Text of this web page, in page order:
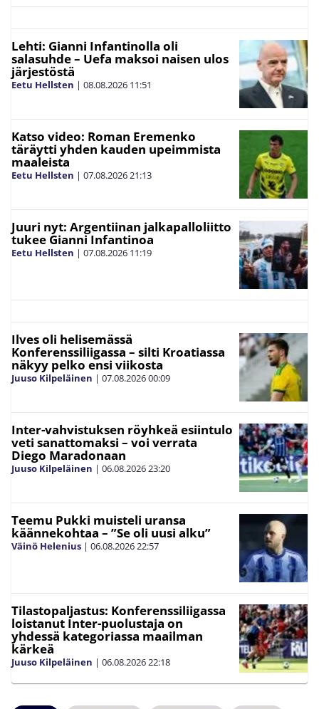
Lehti: Gianni Infantinolla oli
salasuhde – Uefa maksoi naisen ulos
järjestöstä
Eetu Hellsten | 08.08.2026 11:51
Katso video: Roman Eremenko
täräytti yhden kauden upeimmista
maaleista
Eetu Hellsten | 07.08.202621:13
Juuri nyt: Argentiinan jalkapalloliitto
tukee Gianni Infantinoa
Eetu Hellsten | 07.08.2026 11:19
Ilves oli helisemässä
Konferenssiliigassa – silti Kroatiassa
näkyy pelko ensi viikosta
Juuso Kilpeläinen | 07.08.202600:09
Inter-vahvistuksen röyhkeä esiintulo
veti sanattomaksi – voi verrata
Diego Maradonaan
Juuso Kilpeläinen | 06.08.202623:20
Teemu Pukki muisteli uransa
käännekohtaa – ”Se oli uusi alku”
Väinö Helenius | 06.08.202622:57
Tilastopaljastus: Konferenssiliigassa
loistanut Inter-puolustaja on
yhdessä kategoriassa maailman
kärkeä
Juuso Kilpeläinen | 06.08.202622:18